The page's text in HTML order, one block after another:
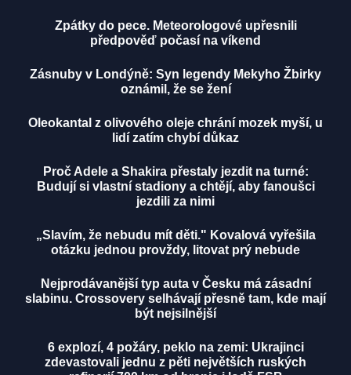
Zpátky do pece. Meteorologové upřesnili
předpověď počasí na víkend
Zásnuby v Londýně: Syn legendy Mekyho Žbirky
oznámil, že se žení
Oleokantal z olivového oleje chrání mozek myší, u
lidí zatím chybí důkaz
Proč Adele a Shakira přestaly jezdit na turné:
Budují si vlastní stadiony a chtějí, aby fanoušci
jezdili za nimi
„Slavím, že nebudu mít děti." Kovalová vyřešila
otázku jednou provždy, litovat prý nebude
Nejprodávanější typ auta v Česku má zásadní
slabinu. Crossovery selhávají přesně tam, kde mají
být nejsilnější
6 explozí, 4 požáry, peklo na zemi: Ukrajinci
zdevastovali jednu z pěti největších ruských